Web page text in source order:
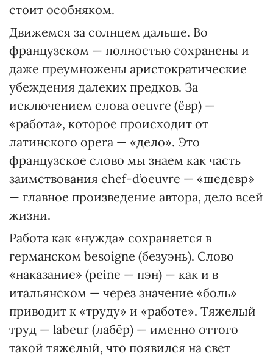
стоит особняком.
Движемся за солнцем дальше. Во
французском — полностью сохранены и
даже преумножены аристократические
убеждения далеких предков. За
исключением слова oeuvre (ёвр) —
«работа», которое происходит от
латинского opera — «дело». Это
французское слово мы знаем как часть
заимствования chef-d’oeuvre — «шедевр»
— главное произведение автора, дело всей
жизни.
Работа как «нужда» сохраняется в
германском besoigne (безуэнь). Слово
«наказание» (peine — пэн) — как и в
итальянском — через значение «боль»
приводит к «труду» и «работе». Тяжелый
труд — labeur (лабёр) — именно оттого
такой тяжелый, что появился на свет